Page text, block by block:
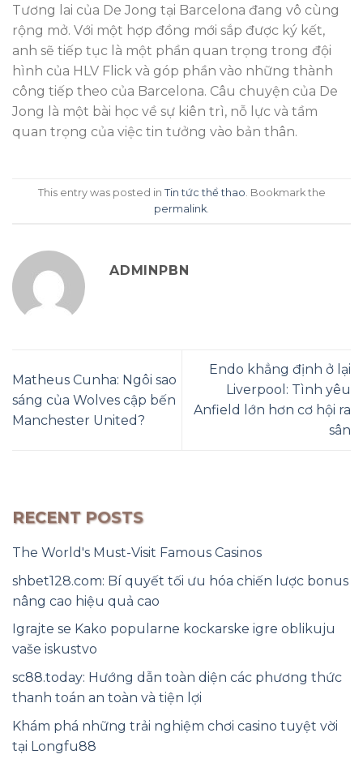
Tương lai của De Jong tại Barcelona đang vô cùng
rộng mở. Với một hợp đồng mới sắp được ký kết,
anh sẽ tiếp tục là một phần quan trọng trong đội
hình của HLV Flick và góp phần vào những thành
công tiếp theo của Barcelona. Câu chuyện của De
Jong là một bài học về sự kiên trì, nỗ lực và tầm
quan trọng của việc tin tưởng vào bản thân.
This entry was posted in Tin tức thể thao . Bookmark the
permalink
ADMINPBN
Matheus Cunha: Ngôi sao
sáng của Wolves cập bến
Manchester United?
Endo khẳng định ở lại
Liverpool: Tình yêu
Anfield lớn hơn cơ hội ra
sân
RECENT POSTS
The World's Must-Visit Famous Casinos
shbet128.com: Bí quyết tối ưu hóa chiến lược bonus
nâng cao hiệu quả cao
Igrajte se Kako popularne kockarske igre oblikuju
vaše iskustvo
sc88.today: Hướng dẫn toàn diện các phương thức
thanh toán an toàn và tiện lợi
Khám phá những trải nghiệm chơi casino tuyệt vời
tại Longfu88